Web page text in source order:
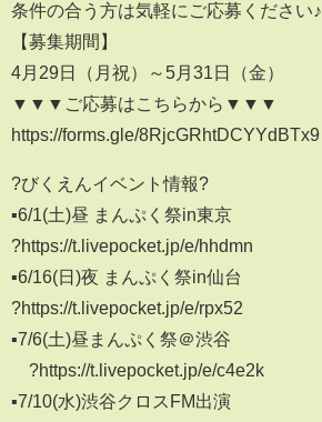
条件の合う方は気軽にご応募ください♪
【募集期間】
4月29日（月祝）～5月31日（金）
▼▼▼ご応募はこちらから▼▼▼
https://forms.gle/8RjcGRhtDCYYdBTx9
?びくえんイベント情報?
▪6/1(土)昼 まんぷく祭in東京
?https://t.livepocket.jp/e/hhdmn
▪6/16(日)夜 まんぷく祭in仙台
?https://t.livepocket.jp/e/rpx52
▪7/6(土)昼まんぷく祭＠渋谷
?https://t.livepocket.jp/e/c4e2k
▪7/10(水)渋谷クロスFM出演